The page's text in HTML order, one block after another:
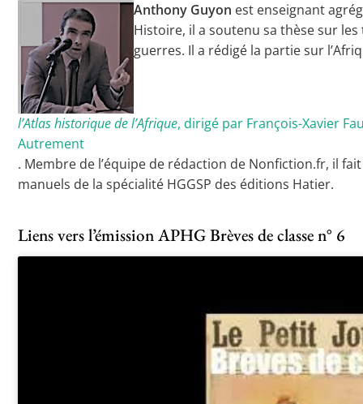
Anthony Guyon est enseignant
Histoire, il a soutenu sa thèse sur
guerres. Il a rédigé la partie sur
l’Atlas historique de l’Afrique, dirigé par François-Xavier
Autrement
. Membre de l’équipe de rédaction de Nonfiction.fr, il
manuels de la spécialité HGGSP des éditions Hatier.
Liens vers l’émission APHG Brèves de classe n° 6